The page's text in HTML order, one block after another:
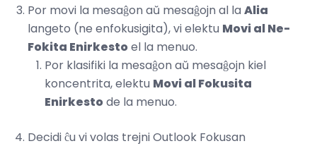
Por movi la mesaĝon aŭ mesaĝojn al la Alia
langeto (ne enfokusigita), vi elektu Movi al Ne-
Fokita Enirkestoel la menuo.
Por klasifiki la mesaĝon aŭ mesaĝojn kiel
koncentrita, elektu Movi al Fokusita
Enirkestode la menuo.
Decidi ĉu vi volas trejni Outlook Fokusan